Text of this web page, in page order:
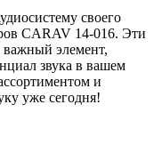
своего
CARAV 14-016. Эти
важный элемент,
звука в вашем
и
уже сегодня!